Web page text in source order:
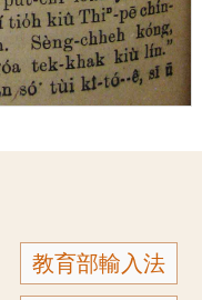
教育部輸入法